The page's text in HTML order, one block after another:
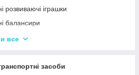
розвиваючі іграшки
балансири
пазли для дорослих
іграшки-лабіринти
все
засоби